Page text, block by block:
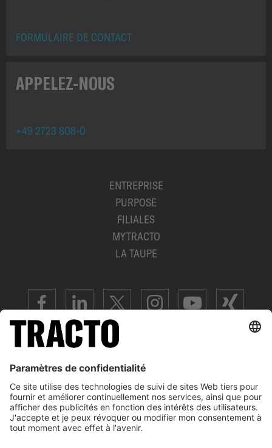
FORMULAIRE DE CONTACT
APPELEZ-NOUS
+49 2723 808-0
ENTREPRISE
PURPOSE
FILIALES
MYTRACTO
LA TAUPE
ADVANCED TRENCHLESS TECHNOLOGY